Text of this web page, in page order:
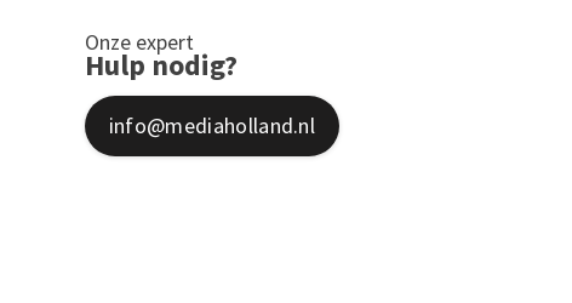
Onze expert
Hulp nodig?
info@mediaholland.nl